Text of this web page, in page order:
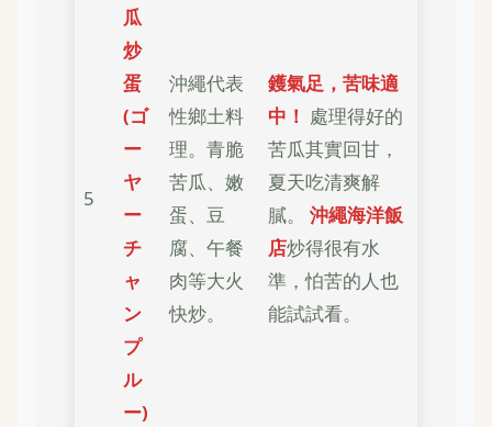
5
瓜
炒
蛋
(ゴ
ー
ヤ
ー
チ
ャ
ン
プ
ル
ー)
沖繩代表
性鄉土料
理。青脆
苦瓜、嫩
蛋、豆
腐、午餐
肉等大火
快炒。
鑊氣足，苦味適
中！ 處理得好的
苦瓜其實回甘，
夏天吃清爽解
膩。 沖繩海洋飯
店炒得很有水
準，怕苦的人也
能試試看。